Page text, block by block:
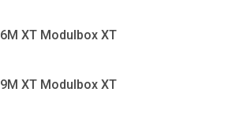
6M XT Modulbox XT
9M XT Modulbox XT